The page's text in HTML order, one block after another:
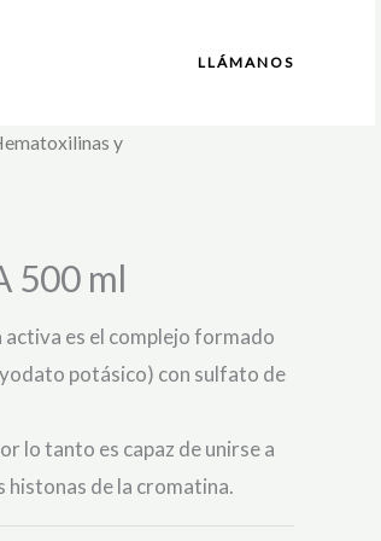
LLÁMANOS
y
500 ml
es el complejo formado
potásico) con sulfato de
lo tanto es capaz de unirse a
histonas de la cromatina.